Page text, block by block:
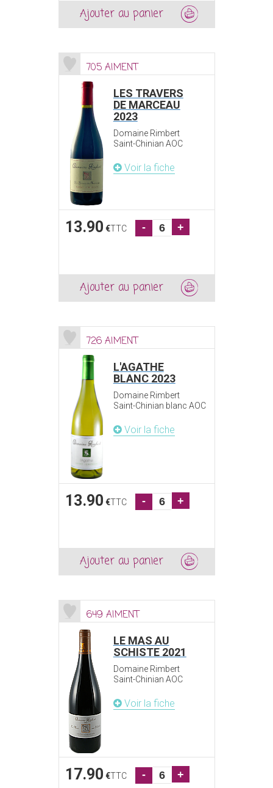
Ajouter au panier
705 AIMENT
LES TRAVERS
DE MARCEAU
2023
Domaine Rimbert
Saint-Chinian AOC
Voir la fiche
13.90 €TTC - +
Ajouter au panier
726 AIMENT
L'AGATHE
BLANC 2023
Domaine Rimbert
Saint-Chinian blanc AOC
Voir la fiche
13.90 €TTC - +
Ajouter au panier
649 AIMENT
LE MAS AU
SCHISTE 2021
Domaine Rimbert
Saint-Chinian AOC
Voir la fiche
17.90 €TTC - +